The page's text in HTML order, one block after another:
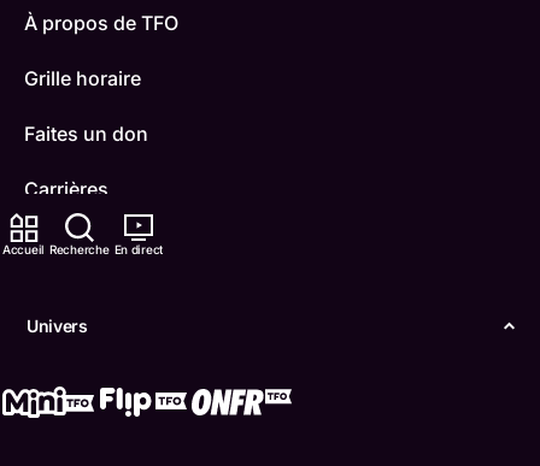
Accueil Recherche En direct
Univers
À propos de TFO
Grille horaire
Faites un don
Carrières
TFO Apprendre à la maison
ONFR